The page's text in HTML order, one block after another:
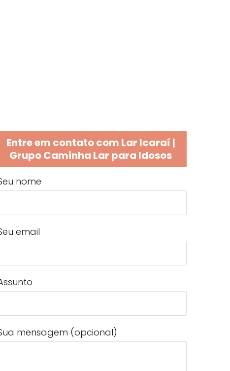
Entre em contato com Lar Icaraí |
Grupo Caminha Lar para Idosos
nome
email
mensagem (opcional)